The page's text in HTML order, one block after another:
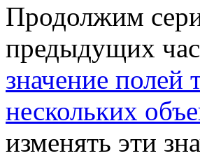
Продолжим
предыдущих
значение полей
нескольких
изменять эти